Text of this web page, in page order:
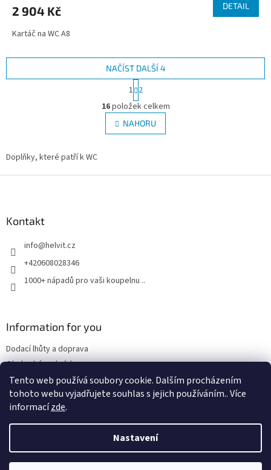
Tento web používá soubory cookie. Dalším procházením
tohoto webu vyjadřujete souhlas s jejich používáním.. Více
informacízde.
Nastavení
2 904 Kč DETAIL
Kartáč na WC A8
O
v
l
á
i
NAČÍST DALŠÍ 4
S
t
r
á
n
k
n
1 2
16položek celkem
NAHORU
Doplňky, které patří k WC
Kontakt
info@helvit.cz
+420608028346
1000+ nápadů pro vaši koupelnu ..
Information for you
Dodací lhůty a doprava
Obchodní podmínky
Copyright 2026Retrostyl.cz. Všechna práva vyhrazena.